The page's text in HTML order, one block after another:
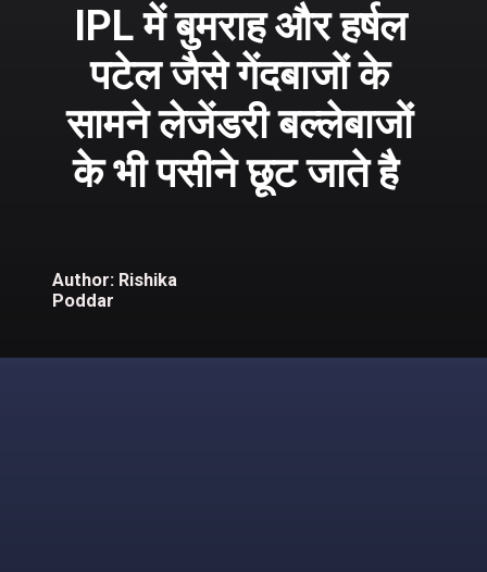
IPL में बुमराह और हर्षल
पटेल जैसे गेंदबाजों के
सामने लेजेंडरी बल्लेबाजों
के भी पसीने छूट जाते है
Author: Rishika
Poddar